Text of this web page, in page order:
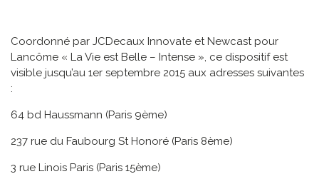
Coordonné par JCDecaux Innovate et Newcast pour
Lancôme « La Vie est Belle – Intense », ce dispositif est
visible jusqu’au 1er septembre 2015 aux adresses suivantes
:
64 bd Haussmann (Paris 9ème)
237 rue du Faubourg St Honoré (Paris 8ème)
3 rue Linois Paris (Paris 15ème)